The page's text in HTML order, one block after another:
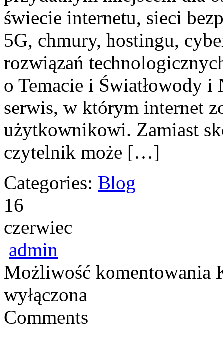
świecie internetu, sieci
5G, chmury, hostingu,
rozwiązań
o Temacie i Światłowody i
serwis, w którym internet
użytkownikowi. Zamiast
czytelnik może […]
Categories: Blog
16
czerwiec
admin
Możliwość komentowania
wyłączona
Comments